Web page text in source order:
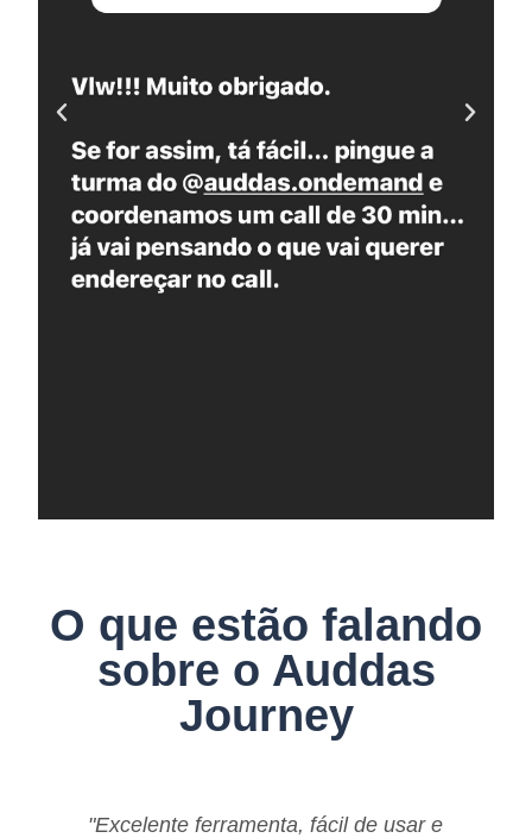
O que estão falando
sobre o Auddas
Journey
"Excelente ferramenta, fácil de usar e